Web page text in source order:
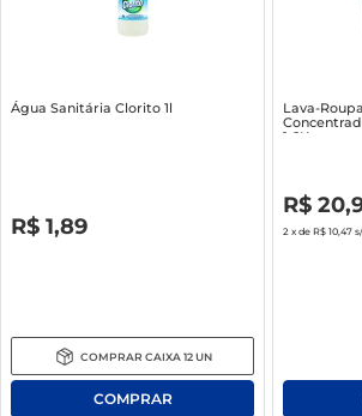
Água Sanitária Clorito 1l
R$ 1,89
COMPRAR CAIXA 12 UN
Lava-
1.6Kg
R$ 20,
2 x de R$ 10,47